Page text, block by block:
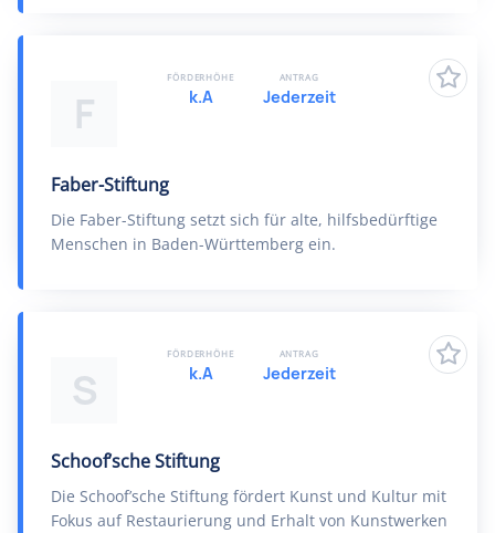
F
Faber-Stiftung
Die Faber-Stiftung setzt sich für alte, hilfsbedürftige
Menschen in Baden-Württemberg ein.
FÖRDERHÖHE
k.A
ANTRAG
Jederzeit
S
Schoof’sche Stiftung
Die Schoof’sche Stiftung fördert Kunst und Kultur mit
Fokus auf Restaurierung und Erhalt von Kunstwerken
FÖRDERHÖHE
k.A
ANTRAG
Jederzeit